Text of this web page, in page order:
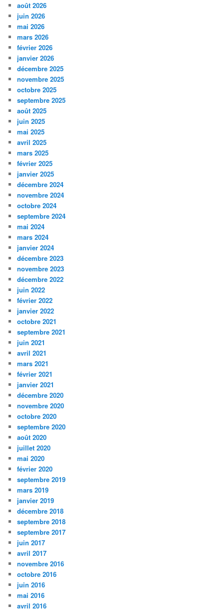
août 2026
juin 2026
mai 2026
mars 2026
février 2026
janvier 2026
décembre 2025
novembre 2025
octobre 2025
septembre 2025
août 2025
juin 2025
mai 2025
avril 2025
mars 2025
février 2025
janvier 2025
décembre 2024
novembre 2024
octobre 2024
septembre 2024
mai 2024
mars 2024
janvier 2024
décembre 2023
novembre 2023
décembre 2022
juin 2022
février 2022
janvier 2022
octobre 2021
septembre 2021
juin 2021
avril 2021
mars 2021
février 2021
janvier 2021
décembre 2020
novembre 2020
octobre 2020
septembre 2020
août 2020
juillet 2020
mai 2020
février 2020
septembre 2019
mars 2019
janvier 2019
décembre 2018
septembre 2018
septembre 2017
juin 2017
avril 2017
novembre 2016
octobre 2016
juin 2016
mai 2016
avril 2016